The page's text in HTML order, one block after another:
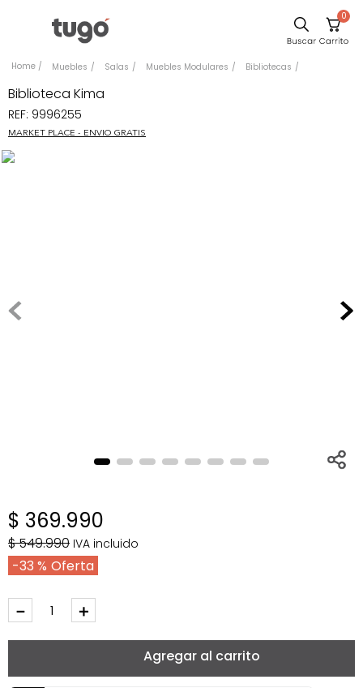
0
Muebles Salas Muebles Modulares Bibliotecas
Biblioteca Kima
REF: 9996255
MARKET PLACE - ENVIO GRATIS
$ 369.990
$549.990 IVA incluido
33 %
＋
－
Agregar al carrito
Comedor
Escritorio